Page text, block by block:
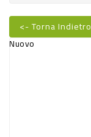
BEVANDE
CALDE
<- Torna Indietro
Nuovo